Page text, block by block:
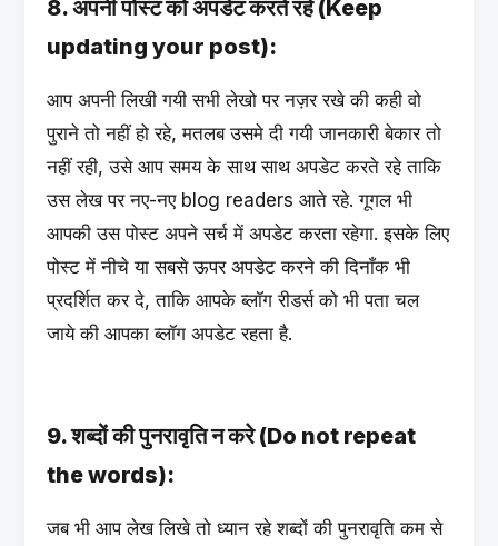
8. अपनी पोस्ट को अपडेट करते रहे (Keep
updating your post):
आप अपनी लिखी गयी सभी लेखो पर नज़र रखे की कही वो
पुराने तो नहीं हो रहे, मतलब उसमे दी गयी जानकारी बेकार तो
नहीं रही, उसे आप समय के साथ साथ अपडेट करते रहे ताकि
उस लेख पर नए-नए blog readers आते रहे. गूगल भी
आपकी उस पोस्ट अपने सर्च में अपडेट करता रहेगा. इसके लिए
पोस्ट में नीचे या सबसे ऊपर अपडेट करने की दिनाँक भी
प्रदर्शित कर दे, ताकि आपके ब्लॉग रीडर्स को भी पता चल
जाये की आपका ब्लॉग अपडेट रहता है.
9. शब्दों की पुनरावृति न करे (Do not repeat
the words):
जब भी आप लेख लिखे तो ध्यान रहे शब्दों की पुनरावृति कम से